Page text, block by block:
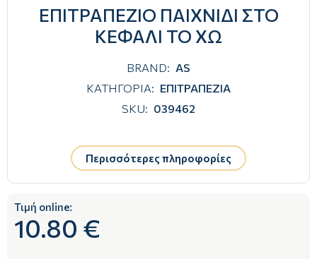
ΕΠΙΤΡΑΠΕΖΙΟ ΠΑΙΧΝΙΔΙ ΣΤΟ
ΚΕΦΑΛΙ ΤΟ ΧΩ
BRAND: AS
ΚΑΤΗΓΟΡΙΑ: ΕΠΙΤΡΑΠΕΖΙΑ
SKU: 039462
Περισσότερες πληροφορίες
Τιμή online:
10.80 €